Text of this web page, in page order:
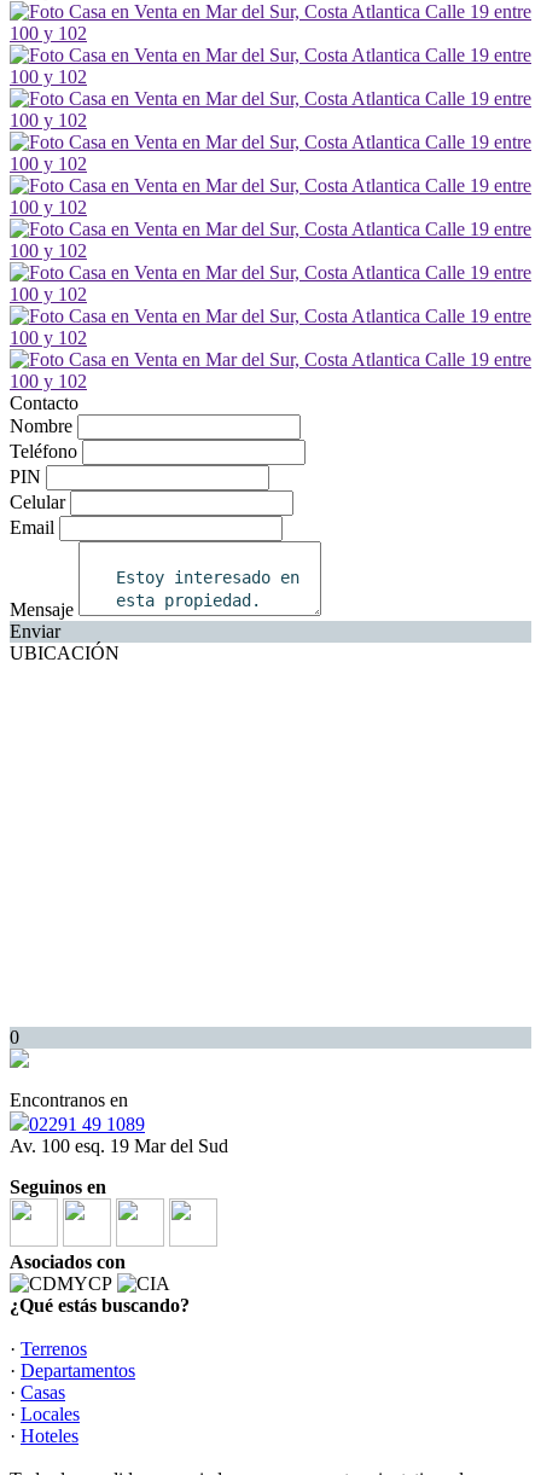
Contacto
Nombre
Teléfono
PIN
Celular
Email
Mensaje
Enviar
UBICACIÓN
0
Encontranos en
02291 49 1089
Av. 100 esq. 19 Mar del Sud
Seguinos en
Asociados con
¿Qué estás buscando?
· Terrenos
· Departamentos
· Casas
· Locales
· Hoteles